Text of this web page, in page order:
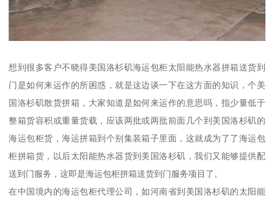
想到很多客户不晓得美国洛杉矶海运包柜太阳能热水器拼箱送货到
门是如何来运作的所困惑，就是这边谈一下在这方面的知识，个美
国洛杉矶散货拼箱，大家知道是如何来运作的意思吗，指少量低于
整箱货容积或重量货载，应该两批或两批前面几个到美国洛杉矶的
海运包柜货，海运拼箱到个别集装箱子里面，这就成为了了海运包
柜拼箱货，以后太阳能热水器货到美国洛杉矶，我们又能够提供配
送到门服务，这即是海运包柜拼箱送货到门服务项目了。
在中国境内的海运包柜代理公司，如河南省到美国洛杉矶的太阳能